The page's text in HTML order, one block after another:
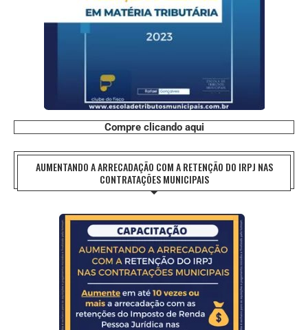
Compre clicando aqui
AUMENTANDO A ARRECADAÇÃO COM A RETENÇÃO DO IRPJ NAS
CONTRATAÇÕES MUNICIPAIS